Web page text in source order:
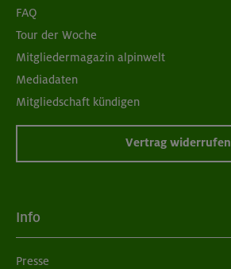
FAQ
Tour der Woche
Mitgliedermagazin alpinwelt
Mediadaten
Mitgliedschaft kündigen
Vertrag widerrufen
Info
Presse